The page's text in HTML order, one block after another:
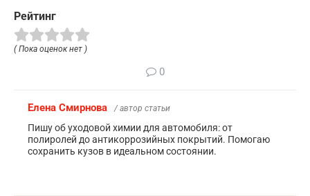
Рейтинг
( Пока оценок нет )
0
Елена Смирнова / автор статьи
Пишу об уходовой химии для автомобиля: от
полиролей до антикоррозийных покрытий. Помогаю
сохранить кузов в идеальном состоянии.